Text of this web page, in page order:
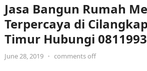
Jasa Bangun Rumah
Terpercaya di
Timur Hubungi
June 28, 2019 • comments off